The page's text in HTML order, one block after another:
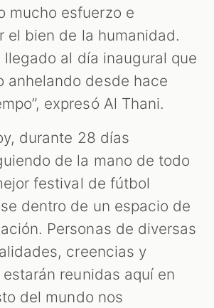
mucho esfuerzo e
el bien de la humanidad.
llegado al día inaugural que
anhelando desde hace
expresó Al Thani.
durante 28 días
de la mano de todo
festival de fútbol
dentro de un espacio de
Personas de diversas
creencias y
reunidas aquí en
del mundo nos